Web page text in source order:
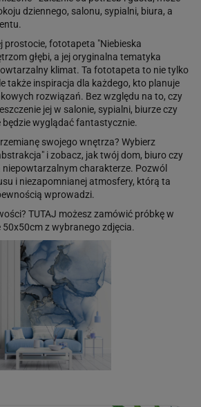
dziennego, salonu, sypialni, biura, a
prostocie, fototapeta "Niebieska
głębi, a jej oryginalna tematyka
klimat. Ta fototapeta to nie tylko
także inspiracja dla każdego, kto planuje
rozwiązań. Bez względu na to, czy
jej w salonie, sypialni, biurze czy
będzie wyglądać fantastycznie.
swojego wnętrza? Wybierz
i zobacz, jak twój dom, biuro czy
charakterze. Pozwól
i niezapomnianej atmosfery, którą ta
wprowadzi.
TUTAJ możesz zamówić próbkę w
50x50cm z wybranego zdjęcia.